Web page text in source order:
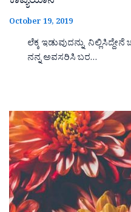
October 19, 2019
ಲೆಕ್ಕ ಇಡುವುದನ್ನು
ನನ್ನ ಅವಸರಿಸಿ ಬರ…